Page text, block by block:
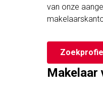
van onze
Makelaar